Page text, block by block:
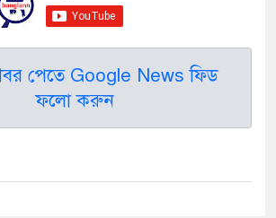
পেতে Google News ফিড
ফলো করুন